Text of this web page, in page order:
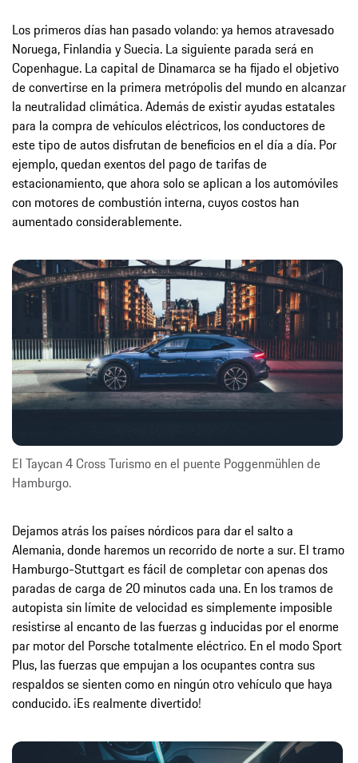
Los primeros días han pasado volando: ya hemos atravesado
Noruega, Finlandia y Suecia. La siguiente parada será en
Copenhague. La capital de Dinamarca se ha fijado el objetivo
de convertirse en la primera metrópolis del mundo en alcanzar
la neutralidad climática. Además de existir ayudas estatales
para la compra de vehículos eléctricos, los conductores de
este tipo de autos disfrutan de beneficios en el día a día. Por
ejemplo, quedan exentos del pago de tarifas de
estacionamiento, que ahora solo se aplican a los automóviles
con motores de combustión interna, cuyos costos han
aumentado considerablemente.
El Taycan 4 Cross Turismo en el puente Poggenmühlen de
Hamburgo.
Dejamos atrás los países nórdicos para dar el salto a
Alemania, donde haremos un recorrido de norte a sur. El tramo
Hamburgo-Stuttgart es fácil de completar con apenas dos
paradas de carga de 20 minutos cada una. En los tramos de
autopista sin límite de velocidad es simplemente imposible
resistirse al encanto de las fuerzas g inducidas por el enorme
par motor del Porsche totalmente eléctrico. En el modo Sport
Plus, las fuerzas que empujan a los ocupantes contra sus
respaldos se sienten como en ningún otro vehículo que haya
conducido. ¡Es realmente divertido!